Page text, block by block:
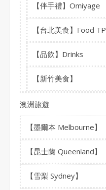
【伴手禮】Omiyage
【台北美食】Food TP
【品飲】Drinks
【新竹美食】
澳洲旅遊
【墨爾本 Melbourne】
【昆士蘭 Queenland】
【雪梨 Sydney】